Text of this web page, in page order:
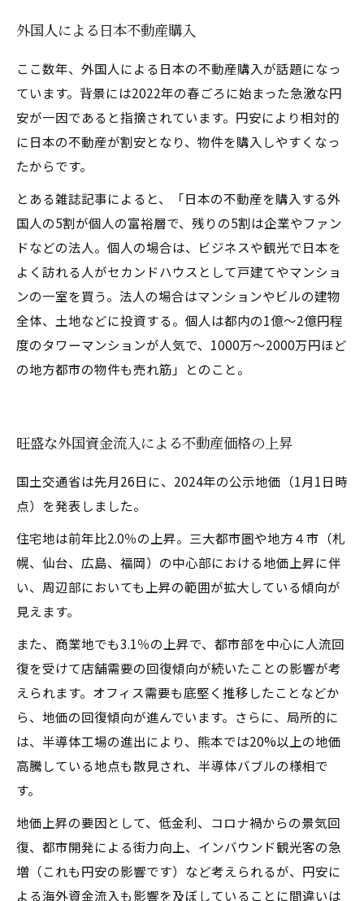
外国人による日本不動産購入
ここ数年、外国人による日本の不動産購入が話題になっ
ています。背景には2022年の春ごろに始まった急激な円
安が一因であると指摘されています。円安により相対的
に日本の不動産が割安となり、物件を購入しやすくなっ
たからです。
とある雑誌記事によると、「日本の不動産を購入する外
国人の5割が個人の富裕層で、残りの5割は企業やファン
ドなどの法人。個人の場合は、ビジネスや観光で日本を
よく訪れる人がセカンドハウスとして戸建てやマンショ
ンの一室を買う。法人の場合はマンションやビルの建物
全体、土地などに投資する。個人は都内の1億～2億円程
度のタワーマンションが人気で、1000万～2000万円ほど
の地方都市の物件も売れ筋」とのこと。
旺盛な外国資金流入による不動産価格の上昇
国土交通省は先月26日に、2024年の公示地価（1月1日時
点）を発表しました。
住宅地は前年比2.0％の上昇。三大都市圏や地方４市（札
幌、仙台、広島、福岡）の中心部における地価上昇に伴
い、周辺部においても上昇の範囲が拡大している傾向が
見えます。
また、商業地でも3.1％の上昇で、都市部を中心に人流回
復を受けて店舗需要の回復傾向が続いたことの影響が考
えられます。オフィス需要も底堅く推移したことなどか
ら、地価の回復傾向が進んでいます。さらに、局所的に
は、半導体工場の進出により、熊本では20%以上の地価
高騰している地点も散見され、半導体バブルの様相で
す。
地価上昇の要因として、低金利、コロナ禍からの景気回
復、都市開発による街力向上、インバウンド観光客の急
増（これも円安の影響です）など考えられるが、円安に
よる海外資金流入も影響を及ぼしていることに間違いは